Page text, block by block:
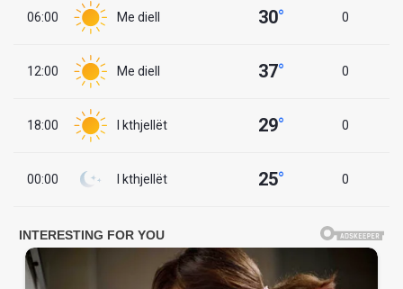
06:00 Me diell 30° 0
12:00 Me diell 37° 0
18:00 I kthjellët 29° 0
00:00 I kthjellët 25° 0